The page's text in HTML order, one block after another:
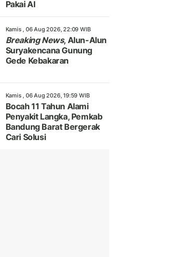
Pakai AI
Kamis , 06 Aug 2026, 22:09 WIB
Breaking News, Alun-Alun
Suryakencana Gunung
Gede Kebakaran
Kamis , 06 Aug 2026, 19:59 WIB
Bocah 11 Tahun Alami
Penyakit Langka, Pemkab
Bandung Barat Bergerak
Cari Solusi